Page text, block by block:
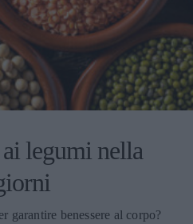
legumi nella
garantire benessere al corpo?